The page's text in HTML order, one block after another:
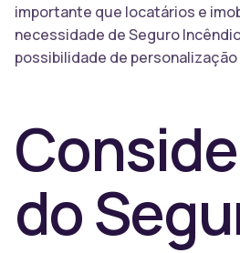
importante que locatários e
necessidade de Seguro
possibilidade de
do